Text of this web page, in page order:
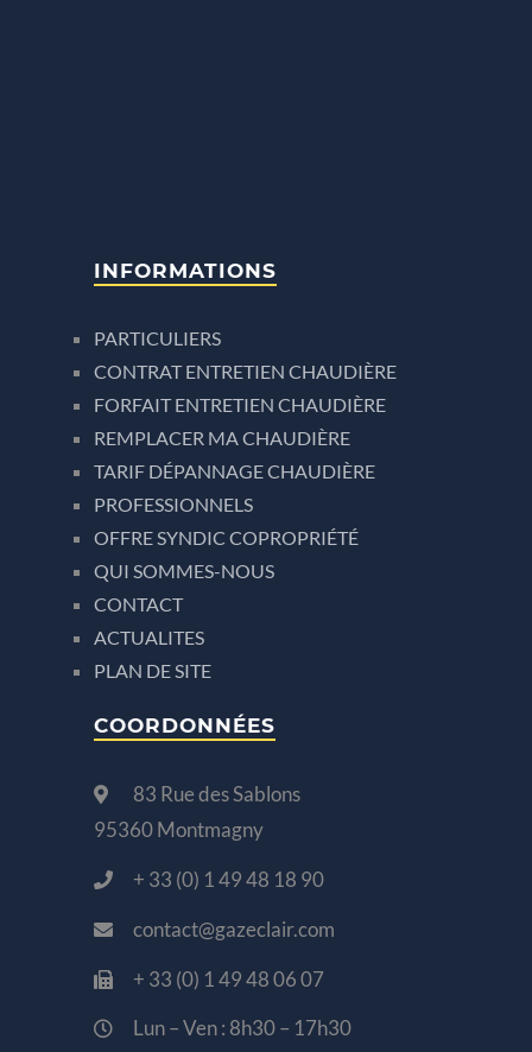
INFORMATIONS
PARTICULIERS
CONTRAT ENTRETIEN CHAUDIÈRE
FORFAIT ENTRETIEN CHAUDIÈRE
REMPLACER MA CHAUDIÈRE
TARIF DÉPANNAGE CHAUDIÈRE
PROFESSIONNELS
OFFRE SYNDIC COPROPRIÉTÉ
QUI SOMMES-NOUS
CONTACT
ACTUALITES
PLAN DE SITE
COORDONNÉES
83 Rue des Sablons
95360 Montmagny
+ 33 (0) 1 49 48 18 90
contact@gazeclair.com
+ 33 (0) 1 49 48 06 07
Lun – Ven : 8h30 – 17h30